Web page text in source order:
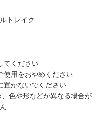
トレイク
てください
使用をおやめください
置かないでください
色や形などが異なる場合が